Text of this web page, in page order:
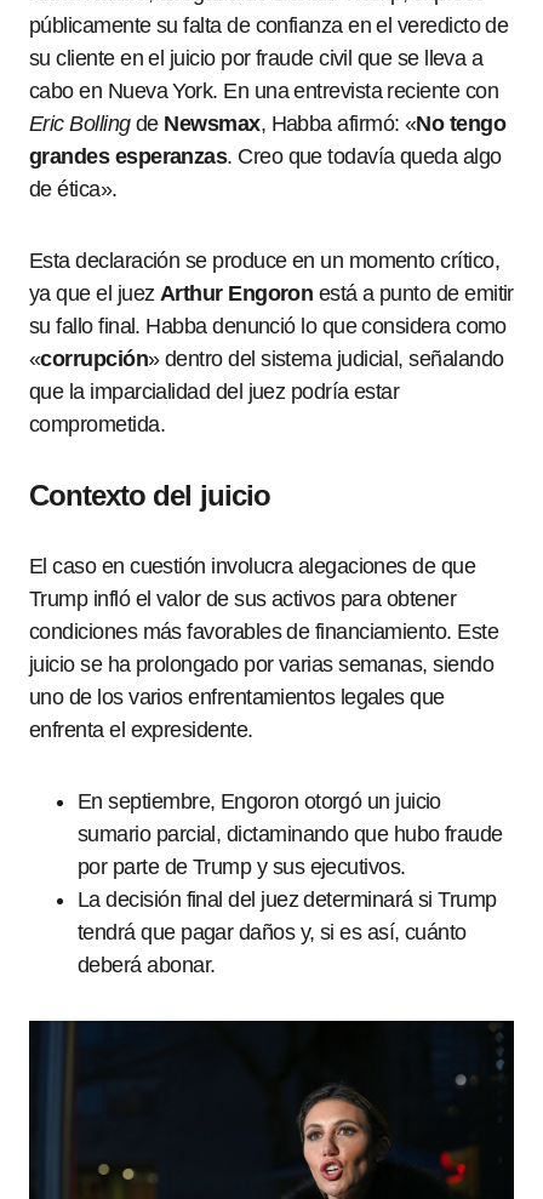
públicamente su falta de confianza en el veredicto de
su cliente en el juicio por fraude civil que se lleva a
cabo en Nueva York. En una entrevista reciente con
Eric Bollingde Newsmax, Habba afirmó: «No tengo
grandes esperanzas. Creo que todavía queda algo
de ética».
Esta declaración se produce en un momento crítico,
ya que el juez Arthur Engoron está a punto de emitir
su fallo final. Habba denunció lo que considera como
«corrupción» dentro del sistema judicial, señalando
que la imparcialidad del juez podría estar
comprometida.
Contexto del juicio
El caso en cuestión involucra alegaciones de que
Trump infló el valor de sus activos para obtener
condiciones más favorables de financiamiento. Este
juicio se ha prolongado por varias semanas, siendo
uno de los varios enfrentamientos legales que
enfrenta el expresidente.
En septiembre, Engoron otorgó un juicio
sumario parcial, dictaminando que hubo fraude
por parte de Trump y sus ejecutivos.
La decisión final del juez determinará si Trump
tendrá que pagar daños y, si es así, cuánto
deberá abonar.